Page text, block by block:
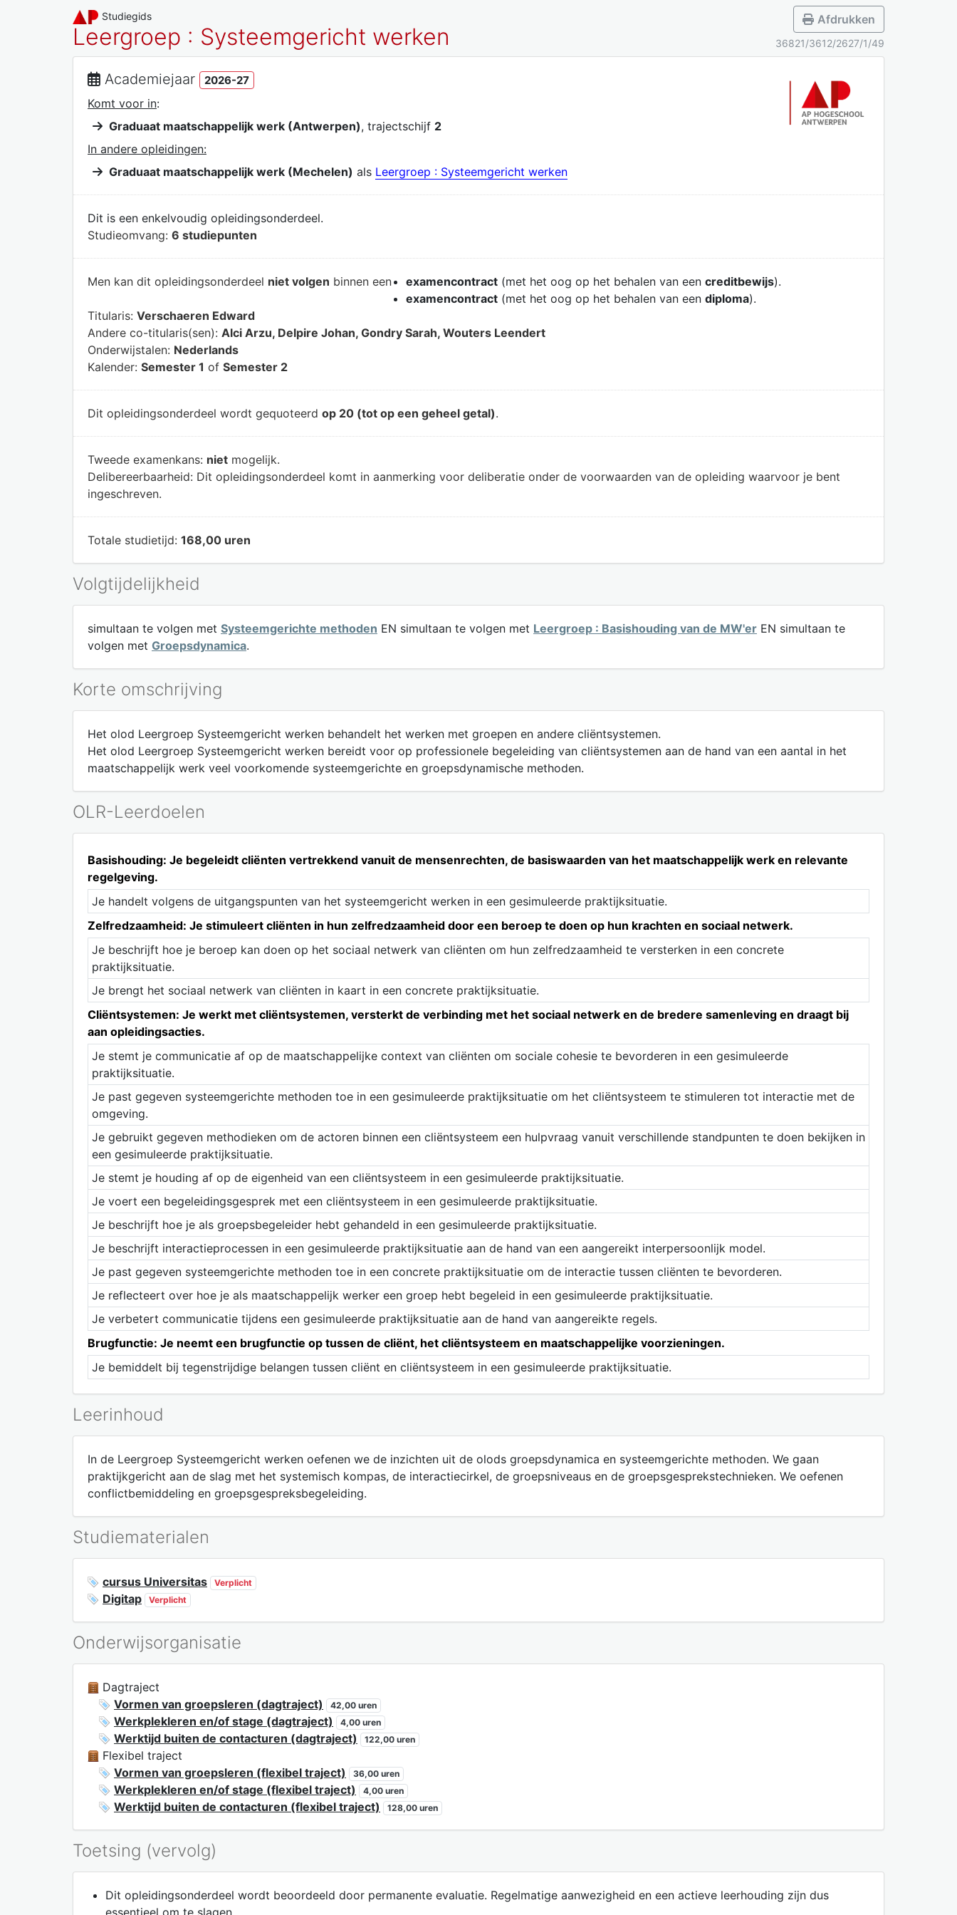
Studiegids
Leergroep : Systeemgericht werken
Afdrukken
36821/3612/2627/1/49
Academiejaar 2026-27
Komt voor in:
Graduaat maatschappelijk werk (Antwerpen), trajectschijf 2
In andere opleidingen:
Graduaat maatschappelijk werk (Mechelen) als Leergroep : Systeemgericht werken
Dit is een enkelvoudig opleidingsonderdeel.
Studieomvang: 6 studiepunten
Men kan dit opleidingsonderdeel niet volgen binnen een examencontract (met het oog op het behalen van een creditbewijs).
examencontract (met het oog op het behalen van een diploma).
Titularis: Verschaeren Edward
Andere co-titularis(sen): Alci Arzu, Delpire Johan, Gondry Sarah, Wouters Leendert
Onderwijstalen: Nederlands
Kalender: Semester 1 of Semester 2
Dit opleidingsonderdeel wordt gequoteerd op 20 (tot op een geheel getal).
Tweede examenkans: niet mogelijk.
Delibereerbaarheid: Dit opleidingsonderdeel komt in aanmerking voor deliberatie onder de voorwaarden van de opleiding waarvoor je bent
ingeschreven.
Totale studietijd: 168,00 uren
Volgtijdelijkheid
simultaan te volgen met Systeemgerichte methoden EN simultaan te volgen met Leergroep : Basishouding van de MW'er EN simultaan te
volgen met Groepsdynamica.
Korte omschrijving
Het olod Leergroep Systeemgericht werken behandelt het werken met groepen en andere cliëntsystemen.
Het olod Leergroep Systeemgericht werken bereidt voor op professionele begeleiding van cliëntsystemen aan de hand van een aantal in het
maatschappelijk werk veel voorkomende systeemgerichte en groepsdynamische methoden.
OLR-Leerdoelen
Basishouding: Je begeleidt cliënten vertrekkend vanuit de mensenrechten, de basiswaarden van het maatschappelijk werk en relevante
regelgeving.
Je handelt volgens de uitgangspunten van het systeemgericht werken in een gesimuleerde praktijksituatie.
Zelfredzaamheid: Je stimuleert cliënten in hun zelfredzaamheid door een beroep te doen op hun krachten en sociaal netwerk.
Je beschrijft hoe je beroep kan doen op het sociaal netwerk van cliënten om hun zelfredzaamheid te versterken in een concrete
praktijksituatie.
Je brengt het sociaal netwerk van cliënten in kaart in een concrete praktijksituatie.
Cliëntsystemen: Je werkt met cliëntsystemen, versterkt de verbinding met het sociaal netwerk en de bredere samenleving en draagt bij
aan opleidingsacties.
Je stemt je communicatie af op de maatschappelijke context van cliënten om sociale cohesie te bevorderen in een gesimuleerde
praktijksituatie.
Je past gegeven systeemgerichte methoden toe in een gesimuleerde praktijksituatie om het cliëntsysteem te stimuleren tot interactie met de
omgeving.
Je gebruikt gegeven methodieken om de actoren binnen een cliëntsysteem een hulpvraag vanuit verschillende standpunten te doen bekijken in
een gesimuleerde praktijksituatie.
Je stemt je houding af op de eigenheid van een cliëntsysteem in een gesimuleerde praktijksituatie.
Je voert een begeleidingsgesprek met een cliëntsysteem in een gesimuleerde praktijksituatie.
Je beschrijft hoe je als groepsbegeleider hebt gehandeld in een gesimuleerde praktijksituatie.
Je beschrijft interactieprocessen in een gesimuleerde praktijksituatie aan de hand van een aangereikt interpersoonlijk model.
Je past gegeven systeemgerichte methoden toe in een concrete praktijksituatie om de interactie tussen cliënten te bevorderen.
Je reflecteert over hoe je als maatschappelijk werker een groep hebt begeleid in een gesimuleerde praktijksituatie.
Je verbetert communicatie tijdens een gesimuleerde praktijksituatie aan de hand van aangereikte regels.
Brugfunctie: Je neemt een brugfunctie op tussen de cliënt, het cliëntsysteem en maatschappelijke voorzieningen.
Je bemiddelt bij tegenstrijdige belangen tussen cliënt en cliëntsysteem in een gesimuleerde praktijksituatie.
Leerinhoud
In de Leergroep Systeemgericht werken oefenen we de inzichten uit de olods groepsdynamica en systeemgerichte methoden. We gaan
praktijkgericht aan de slag met het systemisch kompas, de interactiecirkel, de groepsniveaus en de groepsgesprekstechnieken. We oefenen
conflictbemiddeling en groepsgespreksbegeleiding.
Studiematerialen
cursus Universitas Verplicht
Digitap Verplicht
Onderwijsorganisatie
Dagtraject
Vormen van groepsleren (dagtraject)
42,00 uren
Werkplekleren en/of stage (dagtraject) 4,00 uren
Werktijd buiten de contacturen (dagtraject) 122,00 uren
Flexibel traject
Vormen van groepsleren (flexibel traject)
36,00 uren
Werkplekleren en/of stage (flexibel traject) 4,00 uren
Werktijd buiten de contacturen (flexibel traject) 128,00 uren
Toetsing (vervolg)
Dit opleidingsonderdeel wordt beoordeeld door permanente evaluatie. Regelmatige aanwezigheid en een actieve leerhouding zijn dus
essentieel om te slagen.